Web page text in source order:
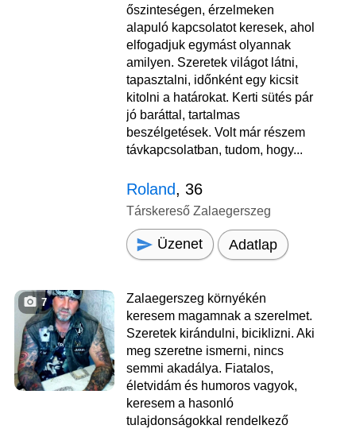
őszinteségen, érzelmeken
alapuló kapcsolatot keresek, ahol
elfogadjuk egymást olyannak
amilyen. Szeretek világot látni,
tapasztalni, időnként egy kicsit
kitolni a határokat. Kerti sütés pár
jó baráttal, tartalmas
beszélgetések. Volt már részem
távkapcsolatban, tudom, hogy...
Roland, 36
Társkereső Zalaegerszeg
Üzenet Adatlap
7
Zalaegerszeg környékén
keresem magamnak a szerelmet.
Szeretek kirándulni, biciklizni. Aki
meg szeretne ismerni, nincs
semmi akadálya. Fiatalos,
életvidám és humoros vagyok,
keresem a hasonló
tulajdonságokkal rendelkező